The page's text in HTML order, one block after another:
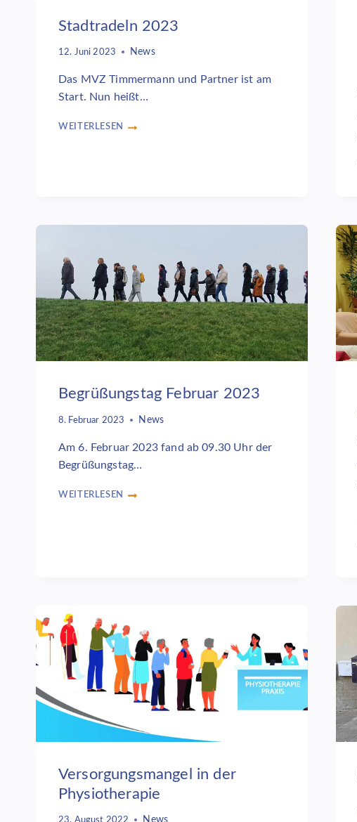
Stadtradeln 2023
12. Juni 2023 News
Das MVZ Timmermann und Partner ist am
Start. Nun heißt…
WEITERLESEN
Begrüßungstag Februar 2023
8. Februar 2023 News
Am 6. Februar 2023 fand ab 09.30 Uhr der
Begrüßungstag…
WEITERLESEN
BEGRÜSSUNGSTAG F
Versorgungsmangel in der
Physiotherapie
23. August 2022